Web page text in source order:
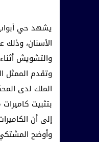
يشهد حي
الأسنان،
والتشويش
وتقدم الممثل
الملك لدى
بتثبيت
إلى أن
وأوضح